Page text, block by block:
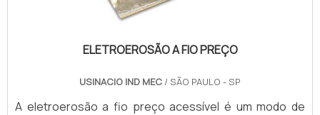
ELETROEROSÃO A FIO PREÇO
USINACIO IND MEC / SÃO PAULO - SP
A eletroerosão a fio preço acessível é um modo de